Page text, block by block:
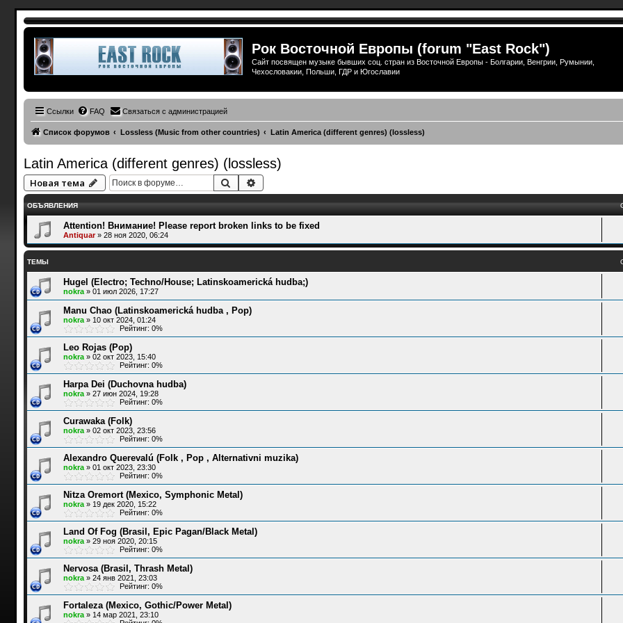
Рок Восточной Европы (forum "East Rock")
Сайт посвящен музыке бывших соц. стран из Восточной Европы - Болгарии, Венгрии, Румынии,
Чехословакии, Польши, ГДР и Югославии
Ссылки FAQ Связаться с администрацией
Список форумов Lossless (Music from other countries) Latin America (different genres) (lossless)
Latin America (different genres) (lossless)
Новая тема Поиск
ОБЪЯВЛЕНИЯ
Attention! Внимание! Please report broken links to be fixed
Antiquar» 28 ноя 2020, 06:24
ТЕМЫ
Hugel (Electro; Techno/House; Latinskoamerická hudba;)
nokra» 01 июл 2026, 17:27
Manu Chao (Latinskoamerická hudba , Pop)
nokra» 10 окт 2024, 01:24
Рейтинг: 0%
Leo Rojas (Pop)
nokra» 02 окт 2023, 15:40
Рейтинг: 0%
Harpa Dei (Duchovna hudba)
nokra» 27 июн 2024, 19:28
Рейтинг: 0%
Curawaka (Folk)
nokra» 02 окт 2023, 23:56
Рейтинг: 0%
Alexandro Querevalú (Folk , Pop , Alternativni muzika)
nokra» 01 окт 2023, 23:30
Рейтинг: 0%
Nitza Oremort (Mexico, Symphonic Metal)
nokra» 19 дек 2020, 15:22
Рейтинг: 0%
Land Of Fog (Brasil, Epic Pagan/Black Metal)
nokra» 29 ноя 2020, 20:15
Рейтинг: 0%
Nervosa (Brasil, Thrash Metal)
nokra» 24 янв 2021, 23:03
Рейтинг: 0%
Fortaleza (Mexico, Gothic/Power Metal)
nokra» 14 мар 2021, 23:10